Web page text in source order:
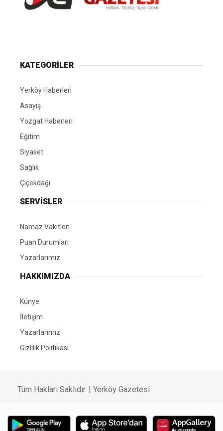
KATEGORİLER
Yerköy Haberleri
Asayiş
Yozgat Haberleri
Eğitim
Siyaset
Sağlık
Çiçekdağı
SERVİSLER
Namaz Vakitleri
Puan Durumları
Yazarlarımız
HAKKIMIZDA
Künye
İletişim
Yazarlarımız
Gizlilik Politikası
Tüm Hakları Saklıdır. | Yerköy Gazetesi